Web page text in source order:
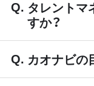
タレントマ
すか？
カオナビの